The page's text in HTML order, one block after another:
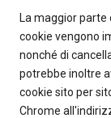
La maggior parte
cookie vengono
nonché di
potrebbe inoltre
cookie sito per
Chrome